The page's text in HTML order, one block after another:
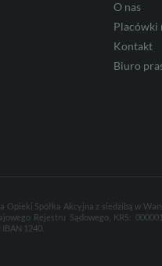
O nas
Placówki
Kontakt
Biuro
Opieki Spółka Akcyjna z siedzibą w
Rejestru Sądowego, KRS:
1240.